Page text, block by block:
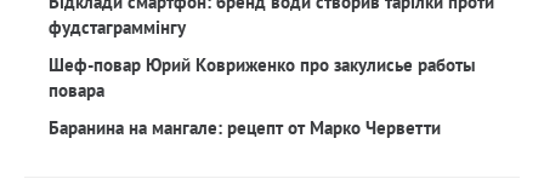
фудстаграммінгу
Шеф-повар Юрий Ковриженко про закулисье работы
повара
Баранина на мангале: рецепт от Марко Черветти